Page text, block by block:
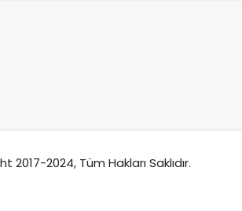
2017-2024, Tüm Hakları Saklıdır.